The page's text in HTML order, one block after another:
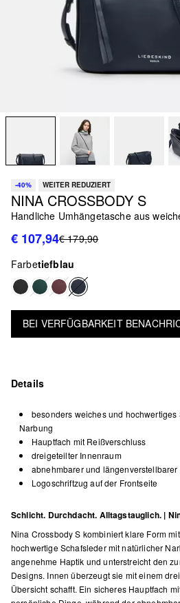
-40% WEITER REDUZIERT
NINA CROSSBODY S
Handliche Umhängetasche aus
€ 107,94€ 179,90
Farbetiefblau
BEI VERFÜGBARKEIT
Details
besonders weiches und
Narbung
Hauptfach mit Reißverschluss
dreigeteilter Innenraum
abnehmbarer und längenverstellbarer
Logoschriftzug auf der Frontseite
Schlicht. Durchdacht. Alltagstauglich. |
Nina Crossbody S kombiniert klare Form
hochwertige Schafsleder mit natürlicher
angenehme Haptik und unterstreicht den
Designs. Innen überzeugt sie mit einem
Übersicht schafft. Ein sicheres Hauptfach